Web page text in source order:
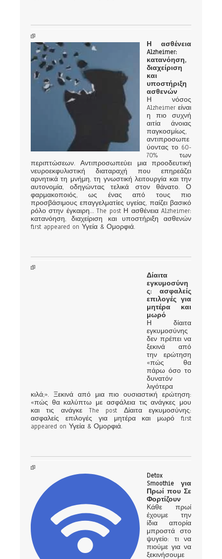
Η ασθένεια
Alzheimer:
κατανόηση,
διαχείριση
και
υποστήριξη
ασθενών
Η νόσος
Alzheimer είναι
η πιο συχνή
αιτία άνοιας
παγκοσμίως,
αντιπροσωπε
ύοντας το 60-
70% των
περιπτώσεων. Αντιπροσωπεύει μια προοδευτική
νευροεκφυλιστική διαταραχή που επηρεάζει
αρνητικά τη μνήμη, τη γνωστική λειτουργία και την
αυτονομία, οδηγώντας τελικά στον θάνατο. Ο
φαρμακοποιός, ως ένας από τους πιο
προσβάσιμους επαγγελματίες υγείας, παίζει βασικό
ρόλο στην έγκαιρη... The post Η ασθένεια Alzheimer:
κατανόηση, διαχείριση και υποστήριξη ασθενών
first appeared on Υγεία & Ομορφιά.
Δίαιτα
εγκυμοσύνη
ς: ασφαλείς
επιλογές για
μητέρα και
μωρό
Η δίαιτα
εγκυμοσύνης
δεν πρέπει να
ξεκινά από
την ερώτηση
«πώς θα
πάρω όσο το
δυνατόν
λιγότερα
κιλά;». Ξεκινά από μια πιο ουσιαστική ερώτηση:
«πώς θα καλύπτω με ασφάλεια τις ανάγκες μου
και τις ανάγκε The post Δίαιτα εγκυμοσύνης:
ασφαλείς επιλογές για μητέρα και μωρό first
appeared on Υγεία & Ομορφιά.
Detox
Smoothie για
Πρωί που Σε
Φορτίζουν
Κάθε πρωί
έχουμε την
ίδια απορία
μπροστά στο
ψυγείο: τι να
πιούμε για να
ξεκινήσουμε